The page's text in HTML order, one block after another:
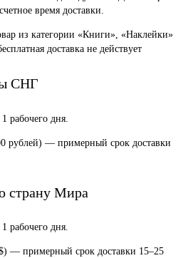
время доставки.
из категории «Книги», «Наклейки»
доставка не действует
СНГ
рабочего дня.
рублей) — примерный срок доставки
страну Мира
рабочего дня.
— примерный срок доставки 15–25